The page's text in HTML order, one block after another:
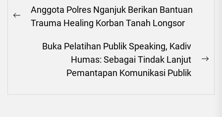
pos
Previous
Anggota Polres Nganjuk Berikan Bantuan
Trauma Healing Korban Tanah Longsor
Buka Pelatihan Publik Speaking, Kadiv
Humas: Sebagai Tindak Lanjut
Pemantapan Komunikasi Publik